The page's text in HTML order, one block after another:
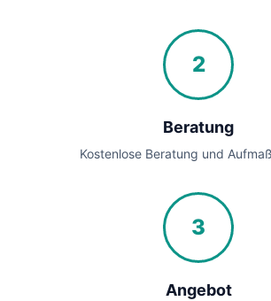
2
Beratung
Kostenlose Beratung und
3
Angebot